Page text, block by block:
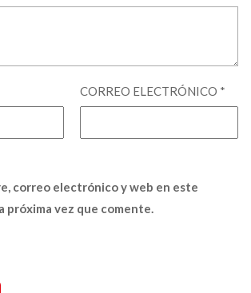
CORREO ELECTRÓNICO *
correo electrónico y web en este
próxima vez que comente.